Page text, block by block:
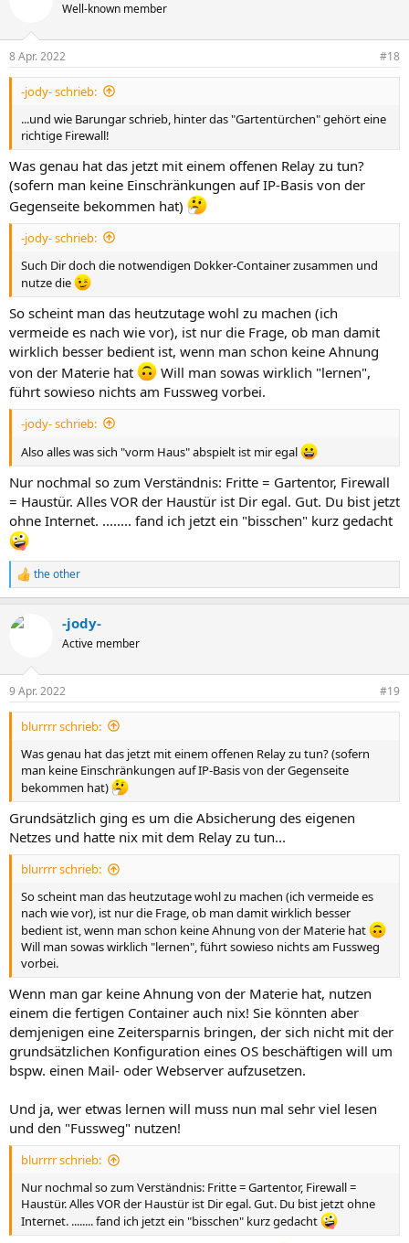
Well-known member
8 Apr. 2022 #18
-jody- schrieb:
...und wie Barungar schrieb, hinter das "Gartentürchen" gehört eine
richtige Firewall!
Was genau hat das jetzt mit einem offenen Relay zu tun?
(sofern man keine Einschränkungen auf IP-Basis von der
Gegenseite bekommen hat)
-jody- schrieb:
Such Dir doch die notwendigen Dokker-Container zusammen und
nutze die
So scheint man das heutzutage wohl zu machen (ich
vermeide es nach wie vor), ist nur die Frage, ob man damit
wirklich besser bedient ist, wenn man schon keine Ahnung
von der Materie hat
Will man sowas wirklich "lernen",
führt sowieso nichts am Fussweg vorbei.
-jody- schrieb:
Also alles was sich "vorm Haus" abspielt ist mir egal
Nur nochmal so zum Verständnis: Fritte = Gartentor, Firewall
= Haustür. Alles VOR der Haustür ist Dir egal. Gut. Du bist jetzt
ohne Internet. ........ fand ich jetzt ein "bisschen" kurz gedacht
R
e
k
e
n
the other
-jody-
Active member
9 Apr. 2022 #19
blurrrr schrieb:
Was genau hat das jetzt mit einem offenen Relay zu tun? (sofern
man keine Einschränkungen auf IP-Basis von der Gegenseite
bekommen hat)
Grundsätzlich ging es um die Absicherung des eigenen
Netzes und hatte nix mit dem Relay zu tun...
blurrrr schrieb:
So scheint man das heutzutage wohl zu machen (ich vermeide es
nach wie vor), ist nur die Frage, ob man damit wirklich besser
bedient ist, wenn man schon keine Ahnung von der Materie hat
Will man sowas wirklich "lernen", führt sowieso nichts am Fussweg
vorbei.
Wenn man gar keine Ahnung von der Materie hat, nutzen
einem die fertigen Container auch nix! Sie könnten aber
demjenigen eine Zeitersparnis bringen, der sich nicht mit der
grundsätzlichen Konfiguration eines OS beschäftigen will um
bspw. einen Mail- oder Webserver aufzusetzen.
Und ja, wer etwas lernen will muss nun mal sehr viel lesen
und den "Fussweg" nutzen!
blurrrr schrieb:
Nur nochmal so zum Verständnis: Fritte = Gartentor, Firewall =
Haustür. Alles VOR der Haustür ist Dir egal. Gut. Du bist jetzt ohne
Internet. ........ fand ich jetzt ein "bisschen" kurz gedacht